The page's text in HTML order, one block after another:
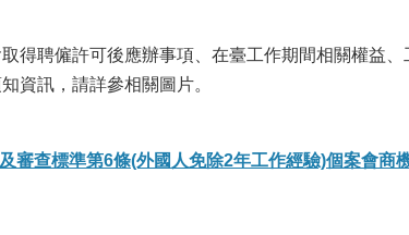
得聘僱許可後應辦事項、在臺工作期間相關權益、
資訊，請詳參相關圖片。
審查標準第6條(外國人免除2年工作經驗)個案會商